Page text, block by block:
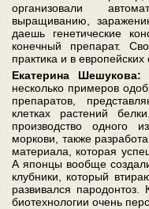
организовали
выращиванию,
даешь генетические
конечный препарат.
практика и в европейских
Екатерина Шешукова:
несколько примеров
препаратов,
клетках растений
производство одного
моркови, также
материала, которая
А японцы вообще
клубники, который
развивался
биотехнологии очень